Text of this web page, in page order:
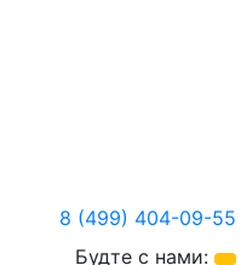
8 (499) 404-09-55
Будте с нами: